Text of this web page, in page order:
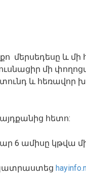
մերսեդեսը և
մի
և հեռավոր
հետո:
6 ամիսը կթվա մի